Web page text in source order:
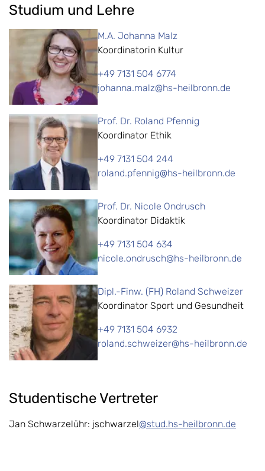
Studium und Lehre
M.A. Johanna Malz
Koordinatorin Kultur
+49 7131 504 6774
johanna.malz@hs-heilbronn.de
Prof. Dr. Roland Pfennig
Koordinator Ethik
+49 7131 504 244
roland.pfennig@hs-heilbronn.de
Prof. Dr. Nicole Ondrusch
Koordinator Didaktik
+49 7131 504 634
nicole.ondrusch@hs-heilbronn.de
Dipl.-Finw. (FH) Roland Schweizer
Koordinator Sport und Gesundheit
+49 7131 504 6932
roland.schweizer@hs-heilbronn.de
Studentische Vertreter
Jan Schwarzelühr: jschwarzel@stud.hs-heilbronn.de